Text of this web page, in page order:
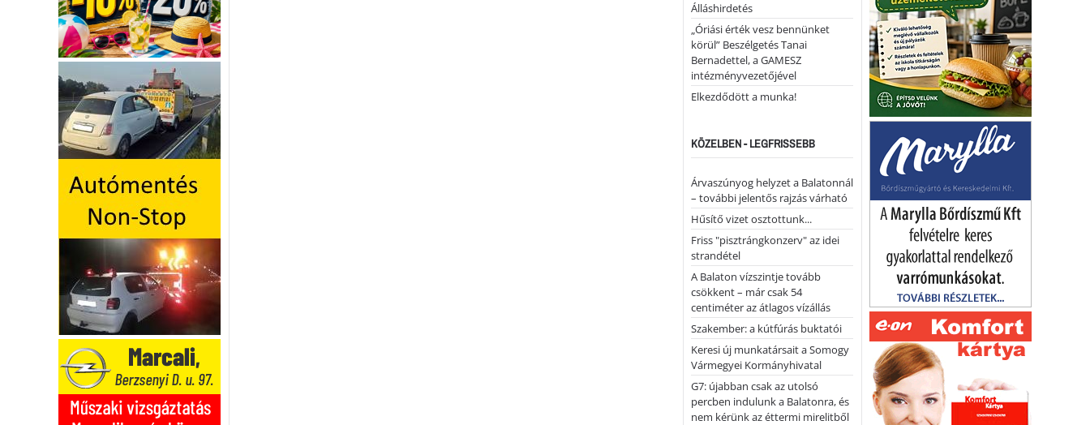
Álláshirdetés
„Óriási érték vesz bennünket
körül” Beszélgetés Tanai
Bernadettel, a GAMESZ
intézményvezetőjével
Elkezdődött a munka!
KÖZELBEN - LEGFRISSEBB
Árvaszúnyog helyzet a Balatonnál
– további jelentős rajzás várható
Hűsítő vizet osztottunk...
Friss "pisztrángkonzerv" az idei
strandétel
A Balaton vízszintje tovább
csökkent – már csak 54
centiméter az átlagos vízállás
Szakember: a kútfúrás buktatói
Keresi új munkatársait a Somogy
Vármegyei Kormányhivatal
G7: újabban csak az utolsó
percben indulunk a Balatonra, és
nem kérünk az éttermi mirelitből